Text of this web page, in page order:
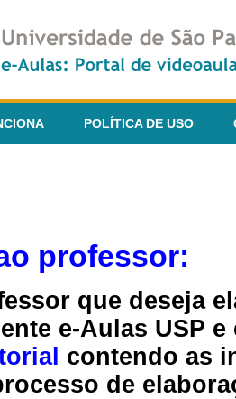
POLÍTICA DE USO
professor:
que deseja
e-Aulas USP
contendo as
de